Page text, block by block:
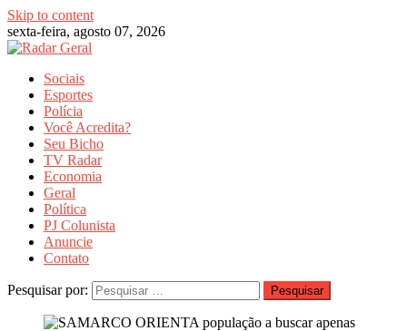
Skip to content
sexta-feira, agosto 07, 2026
Sociais
Esportes
Polícia
Você Acredita?
Seu Bicho
TV Radar
Economia
Geral
Política
PJ Colunista
Anuncie
Contato
Pesquisar por: